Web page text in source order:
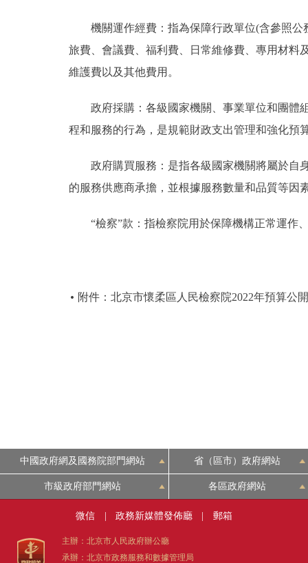
機關運作經費：指為保障行政單位(含參照公
旅費、會議費、福利費、日常維修費、專用材料
維護費以及其他費用。
政府採購：各級國家機關、事業單位和團體組
程和服務的行為，是規範財政支出管理和強化預
政府購買服務：是指各級國家機關將屬於自身
的服務供應商承擔，並根據服務數量和品質等因
“檢察”款：指檢察院用於保障機構正常運作
附件：北京市懷柔區人民檢察院2022年預算公
中國政府網及國務院部門網站 省（區市）政府網站
市級政府部門網站 各區政府網站
微信 政務新媒體發佈廳 郵箱
主辦：北京市人民政府辦公廳
承辦：北京市政務服務和數據管理局